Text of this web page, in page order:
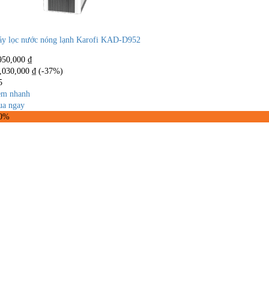
lọc nước nóng lạnh Karofi KAD-D952
₫
₫ (-37%)
nhanh
ngay